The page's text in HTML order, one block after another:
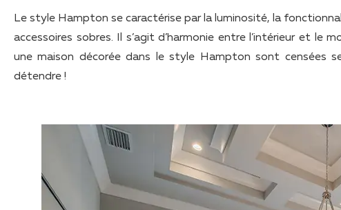
Le style Hampton se caractérise par la luminosité, la
accessoires sobres. Il s’agit d’harmonie entre l’intérieur et le
une maison décorée dans le style Hampton sont censées
détendre !